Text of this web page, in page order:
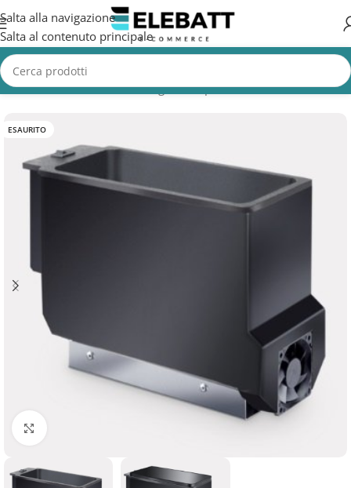
Salta alla navigazione
Salta al contenuto principale
Home/Accessori Nautica/Frigorifero per Barca
ESAURITO